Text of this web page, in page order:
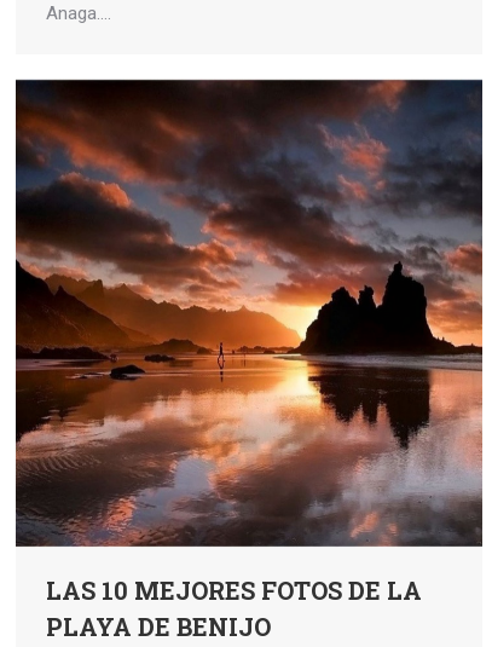
Anaga.…
LAS 10 MEJORES FOTOS DE LA
PLAYA DE BENIJO